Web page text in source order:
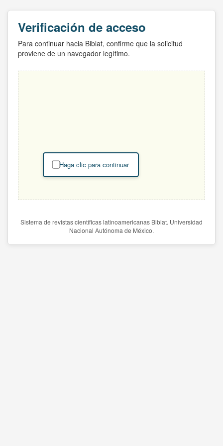
Verificación de acceso
Para continuar hacia Biblat, confirme que la solicitud
proviene de un navegador legítimo.
Haga clic para continuar
Sistema de revistas científicas latinoamericanas Biblat. Universidad
Nacional Autónoma de México.